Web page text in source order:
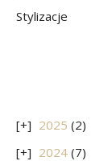
Stylizacje
2025 (2)
2024 (7)